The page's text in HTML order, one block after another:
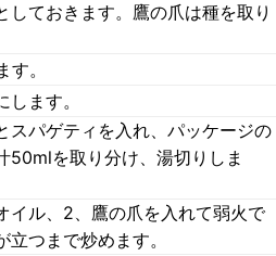
しておきます。鷹の爪は種を取り
。
ます。
スパゲティを入れ、パッケージの
50mlを取り分け、湯切りしま
イル、2、鷹の爪を入れて弱火で
つまで炒めます。